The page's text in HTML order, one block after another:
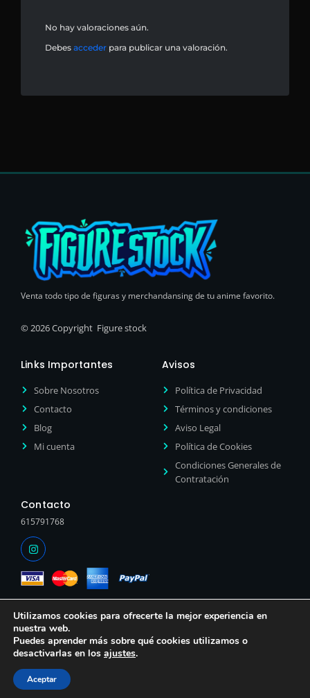
No hay valoraciones aún.
Debes acceder para publicar una valoración.
Venta todo tipo de figuras y merchandansing de tu anime favorito.
© 2026 Copyright Figure stock
Links Importantes
Sobre Nosotros
Contacto
Blog
Mi cuenta
Avisos
Política de Privacidad
Términos y condiciones
Aviso Legal
Política de Cookies
Condiciones Generales de
Contratación
Contacto
615791768
Utilizamos cookies para ofrecerte la mejor experiencia en
nuestra web.
Puedes aprender más sobre qué cookies utilizamos o
desactivarlas en los ajustes.
Aceptar